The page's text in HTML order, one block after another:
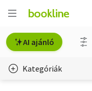
AI ajánló
Kategóriák